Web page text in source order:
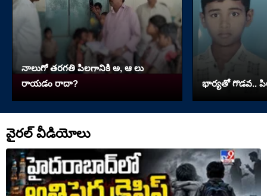
నాలుగో త‌ర‌గతి పిలగానికి అ, ఆ లు
రాయ‌డం రాదా?
భార్యతో గొడవ..
వైరల్ వీడియోలు